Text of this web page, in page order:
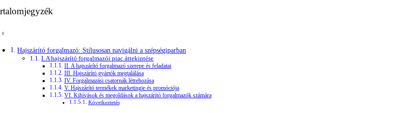
Hajszárító forgalmazó: Stílusosan navigálni a szépségiparban
I. A hajszárító forgalmazói piac áttekintése
II. A hajszárító forgalmazó szerepe és feladatai
III. Hajszárító gyártók megtalálása
IV. Forgalmazási csatornák létrehozása
V. Hajszárító termékek marketingje és promóciója
VI. Kihívások és megoldások a hajszárító forgalmazók számára
Következtetés